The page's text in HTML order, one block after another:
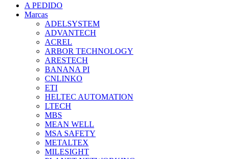
A PEDIDO
Marcas
ADELSYSTEM
ADVANTECH
ACREL
ARBOR TECHNOLOGY
ARESTECH
BANANA PI
CNLINKO
ETI
HELTEC AUTOMATION
LTECH
MBS
MEAN WELL
MSA SAFETY
METALTEX
MILESIGHT